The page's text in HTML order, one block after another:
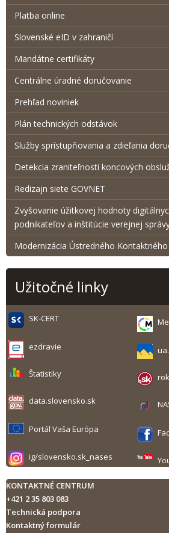
Platba online
Slovenské eID v zahraničí
Mandátne certifikáty
Centrálne úradné doručovanie
Prehľad noviniek
Plán technických odstávok
Služby sprístupňovania a zdieľania
Detekcia zraniteľnosti koncových
Redizajn siete GOVNET
Zvyšovanie úžitkovej hodnoty
podnikateľov a inštitúcie verejnej
Modernizácia Ústredného
Užitočné linky
SK-CERT
ezdravie
Štatistiky
data.slovensko.sk
Portál Vaša Európa
ig/slovensko.sk_nases
KONTAKTNÉ CENTRUM
+421 2 35 803 083
Technická podpora
Kontaktný formulár